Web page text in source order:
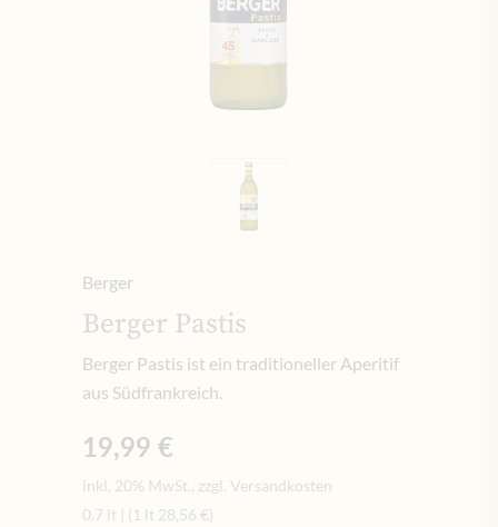
Berger
Berger Pastis
Berger Pastis ist ein traditioneller Aperitif
aus Südfrankreich.
19,99 €
inkl. 20% MwSt., zzgl. Versandkosten
0.7 lt
(1 lt 28,56 €)